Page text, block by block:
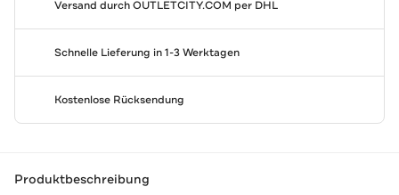
Versand durchOUTLETCITY.COM per DHL
Schnelle Lieferung in 1-3 Werktagen
Kostenlose Rücksendung
Produktbeschreibung